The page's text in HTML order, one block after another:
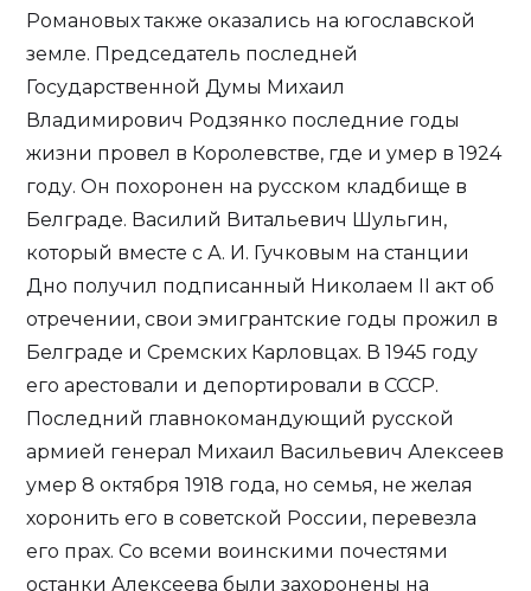
Романовых также оказались на югославской
земле. Председатель последней
Государственной Думы Михаил
Владимирович Родзянко последние годы
жизни провел в Королевстве, где и умер в 1924
году. Он похоронен на русском кладбище в
Белграде. Василий Витальевич Шульгин,
который вместе с А. И. Гучковым на станции
Дно получил подписанный Николаем II акт об
отречении, свои эмигрантские годы прожил в
Белграде и Сремских Карловцах. В 1945 году
его арестовали и депортировали в СССР.
Последний главнокомандующий русской
армией генерал Михаил Васильевич Алексеев
умер 8 октября 1918 года, но семья, не желая
хоронить его в советской России, перевезла
его прах. Со всеми воинскими почестями
останки Алексеева были захоронены на